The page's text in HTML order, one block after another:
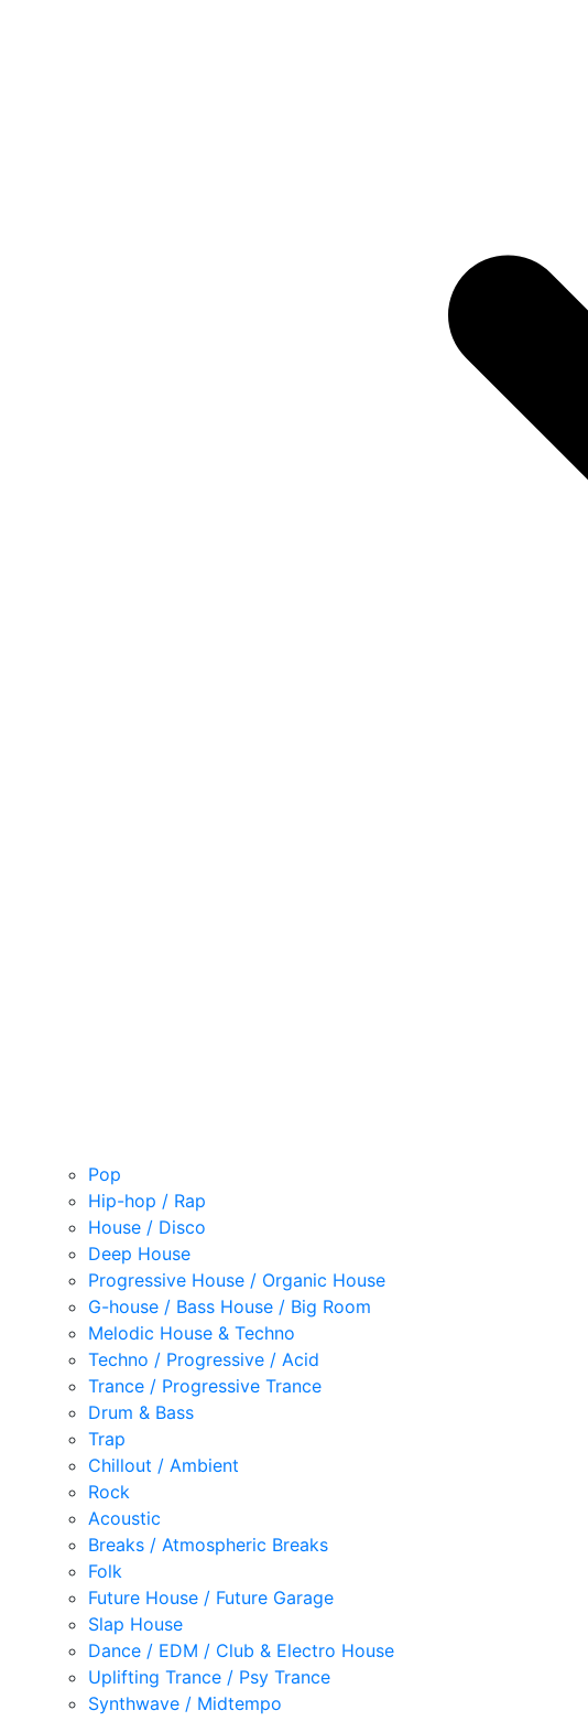
Pop
Hip-hop / Rap
House / Disco
Deep House
Progressive House / Organic House
G-house / Bass House / Big Room
Melodic House & Techno
Techno / Progressive / Acid
Trance / Progressive Trance
Drum & Bass
Trap
Chillout / Ambient
Rock
Acoustic
Breaks / Atmospheric Breaks
Folk
Future House / Future Garage
Slap House
Dance / EDM / Club & Electro House
Uplifting Trance / Psy Trance
Synthwave / Midtempo